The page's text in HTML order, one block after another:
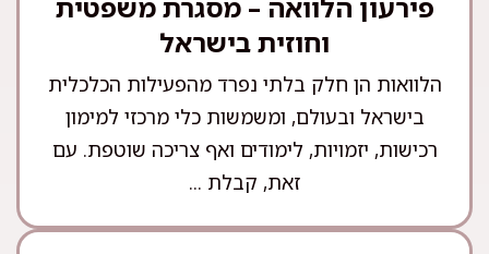
וחוזית בישראל
הלוואות הן חלק בלתי נפרד מהפעילות הכלכלית
בישראל ובעולם, ומשמשות כלי מרכזי למימון
רכישות, יזמויות, לימודים ואף צריכה שוטפת. עם
זאת, קבלת ...